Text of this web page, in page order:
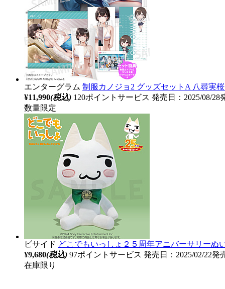
エンターグラム 制服カノジョ2 グッズセットA 八尋実桜
¥11,990(税込) 120ポイントサービス 発売日：2025/08/28
数量限定
ビサイド どこでもいっしょ２５周年アニバーサリーぬ
¥9,680(税込) 97ポイントサービス 発売日：2025/02/22発
在庫限り